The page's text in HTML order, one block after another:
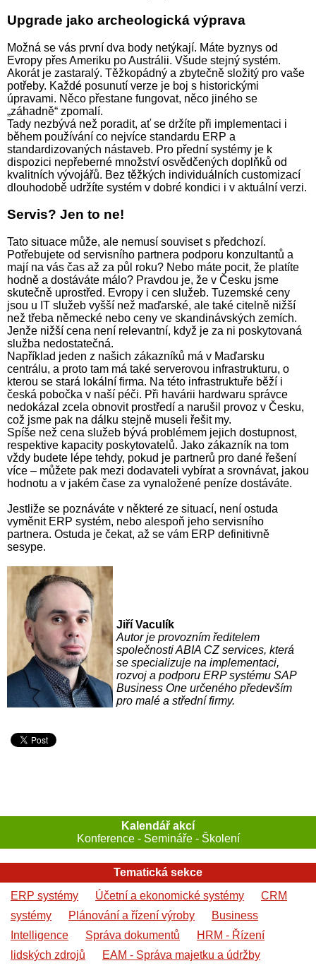
Upgrade jako archeologická výprava
Možná se vás první dva body netýkají. Máte byznys od
Evropy přes Ameriku po Austrálii. Všude stejný systém.
Akorát je zastaralý. Těžkopádný a zbytečně složitý pro vaše
potřeby. Každé posunutí verze je boj s historickými
úpravami. Něco přestane fungovat, něco jiného se
„záhadně“ zpomalí.
Tady nezbývá než poradit, ať se držíte při implementaci i
během používání co nejvíce standardu ERP a
standardizovaných nástaveb. Pro přední systémy je k
dispozici nepřeberné množství osvědčených doplňků od
kvalitních vývojářů. Bez těžkých individuálních customizací
dlouhodobě udržíte systém v dobré kondici i v aktuální verzi.
Servis? Jen to ne!
Tato situace může, ale nemusí souviset s předchozí.
Potřebujete od servisního partnera podporu konzultantů a
mají na vás čas až za půl roku? Nebo máte pocit, že platíte
hodně a dostáváte málo? Pravdou je, že v Česku jsme
skutečně uprostřed. Evropy i cen služeb. Tuzemské ceny
jsou u IT služeb vyšší než maďarské, ale také citelně nižší
než třeba německé nebo ceny ve skandinávských zemích.
Jenže nižší cena není relevantní, když je za ni poskytovaná
služba nedostatečná.
Například jeden z našich zákazníků má v Maďarsku
centrálu, a proto tam má také serverovou infrastrukturu, o
kterou se stará lokální firma. Na této infrastruktuře běží i
česká pobočka v naší péči. Při havárii hardwaru správce
nedokázal zcela obnovit prostředí a narušil provoz v Česku,
což jsme pak na dálku stejně museli řešit my.
Spíše než cena služeb bývá problémem jejich dostupnost,
respektive kapacity poskytovatelů. Jako zákazník na tom
vždy budete lépe tehdy, pokud je partnerů pro dané řešení
více – můžete pak mezi dodavateli vybírat a srovnávat, jakou
hodnotu a v jakém čase za vynaložené peníze dostáváte.
Jestliže se poznáváte v některé ze situací, není ostuda
vyměnit ERP systém, nebo alespoň jeho servisního
partnera. Ostuda je čekat, až se vám ERP definitivně
sesype.
Jiří Vaculík
Autor je provozním ředitelem
společnosti ABIA CZ services, která
se specializuje na implementaci,
rozvoj a podporu ERP systému SAP
Business One určeného především
pro malé a střední firmy.
Kalendář akcí
Konference - Semináře - Školení
Tematická sekce
ERP systémy
Účetní a ekonomické systémy
CRM
systémy
Plánování a řízení výroby
Business
Intelligence
Správa dokumentů
HRM - Řízení
lidských zdrojů
EAM - Správa majetku a údržby